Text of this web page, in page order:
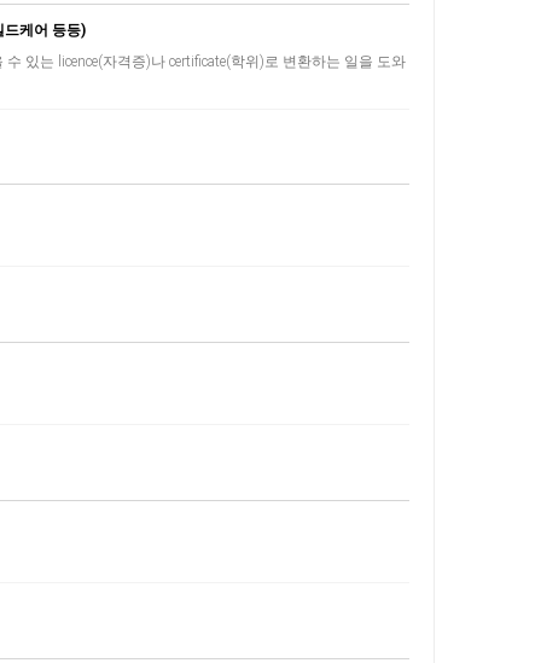
드케어 등등)
있는 licence(자격증)나 certificate(학위)로 변환하는 일을 도와